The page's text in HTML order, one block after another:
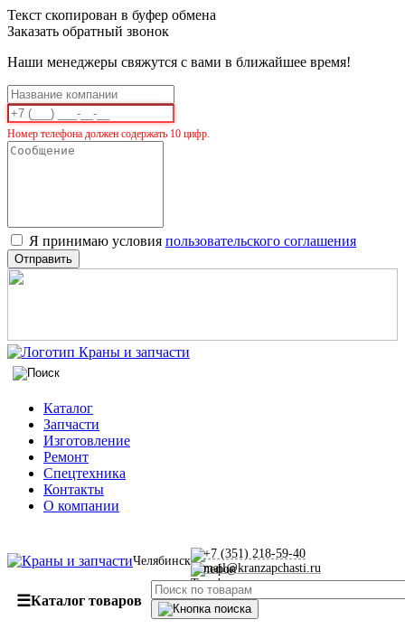
Текст скопирован в буфер обмена
Заказать обратный звонок
Наши менеджеры свяжутся с вами в ближайшее время!
Номер телефона должен содержать 10 цифр.
Я принимаю условия пользовательского соглашения
Отправить
Каталог
Запчасти
Изготовление
Ремонт
Спецтехника
Контакты
О компании
Челябинск
+7 (351) 218-59-40
mail@kranzapchasti.ru
☰Каталог товаров